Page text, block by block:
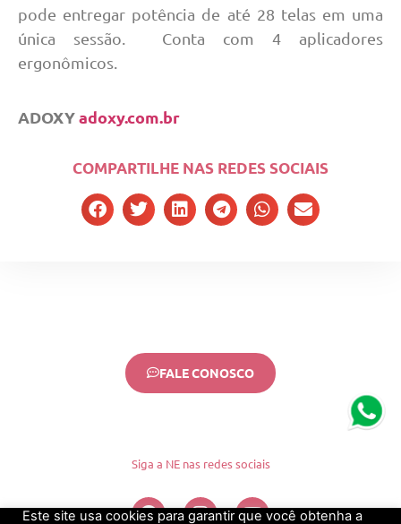
pode entregar potência de até 28 telas em uma
única sessão. Conta com 4 aplicadores
ergonômicos.
ADOXYadoxy.com.br
COMPARTILHE NAS REDES SOCIAIS
FALE CONOSCO
Siga a NE nas redes sociais
Este site usa cookies para garantir que você obtenha a